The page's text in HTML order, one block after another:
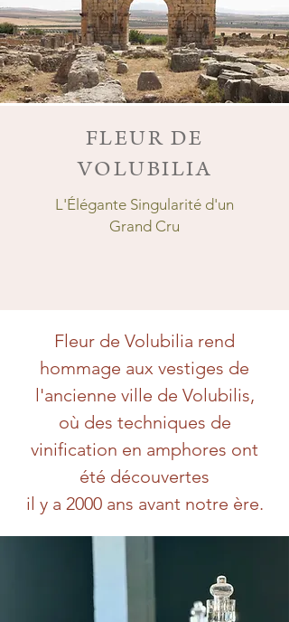
FLEUR DE
VOLUBILIA
L'Élégante Singularité d'un
Grand Cru
Fleur de Volubilia rend
hommage aux vestiges de
l'ancienne ville de Volubilis,
où des techniques de
vinification en amphores ont
été découvertes
il y a 2000 ans avant notre ère.